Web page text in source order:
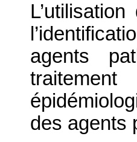
agents
des agents